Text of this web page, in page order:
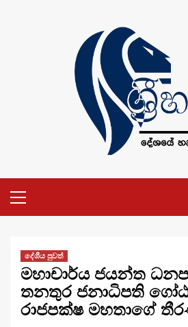
Menu
දේශීය පුවත්
මහාචාර්ය ජයන්ත
තනතුර ජනාධිපති
රාජපක්ෂ මහතාගේ